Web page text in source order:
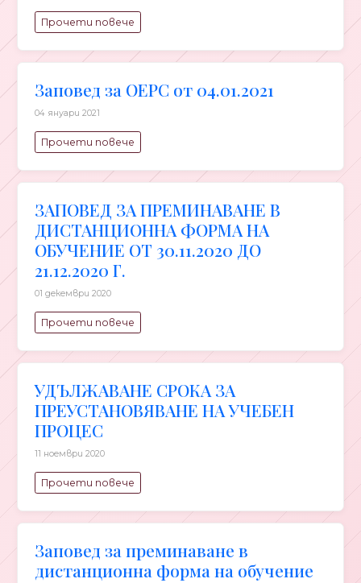
Прочети повече
Заповед за ОЕРС от 04.01.2021
04 януари 2021
Прочети повече
ЗАПОВЕД ЗА ПРЕМИНАВАНЕ В
ДИСТАНЦИОННА ФОРМА НА
ОБУЧЕНИЕ ОТ 30.11.2020 ДО
21.12.2020 Г.
01 декември 2020
Прочети повече
УДЪЛЖАВАНЕ СРОКА ЗА
ПРЕУСТАНОВЯВАНЕ НА УЧЕБЕН
ПРОЦЕС
11 ноември 2020
Прочети повече
Заповед за преминаване в
дистанционна форма на обучение